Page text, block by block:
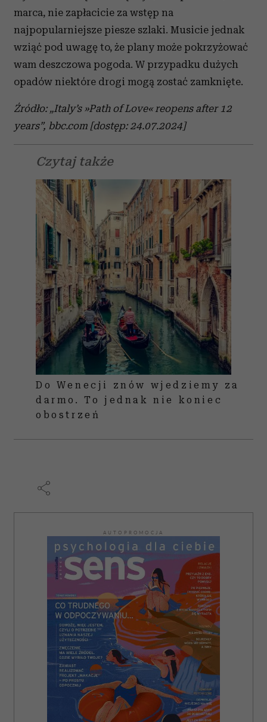
Wykorzystujemy pliki cookie do spersonalizowania treści
i reklam, aby oferować funkcje społecznościowe i
analizować ruch w naszej witrynie. Informacje o tym, jak
korzystasz z naszej witryny, udostępniamy partnerom
społecznościowym, reklamowym i analitycznym.
Partnerzy mogą połączyć te informacje z innymi danymi
otrzymanymi od Ciebie lub uzyskanymi podczas
korzystania z ich usług.
marca, nie zapłacicie za wstęp na
najpopularniejsze piesze szlaki. Musicie jednak
wziąć pod uwagę to, że plany może pokrzyżować
wam deszczowa pogoda. W przypadku dużych
opadów niektóre drogi mogą zostać zamknięte.
Źródło: „Italy’s»Path of Love« reopens after 12
years”, bbc.com [dostęp: 24.07.2024]
Czytaj także
Do Wenecji znów wjedziemy za
darmo. To jednak nie koniec
obostrzeń
AUTOPROMOCJA